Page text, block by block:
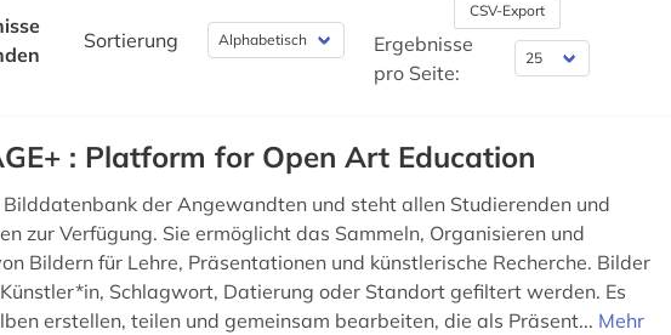
Sortierung
CSV-Export
Ergebnisse
pro Seite:
: Platform for Open Art Education
der Angewandten und steht allen Studierenden und
zur Verfügung. Sie ermöglicht das Sammeln, Organisieren und
Bildern für Lehre, Präsentationen und künstlerische Recherche. Bilder
Schlagwort, Datierung oder Standort gefiltert werden. Es
erstellen, teilen und gemeinsam bearbeiten, die als Präsent... Mehr